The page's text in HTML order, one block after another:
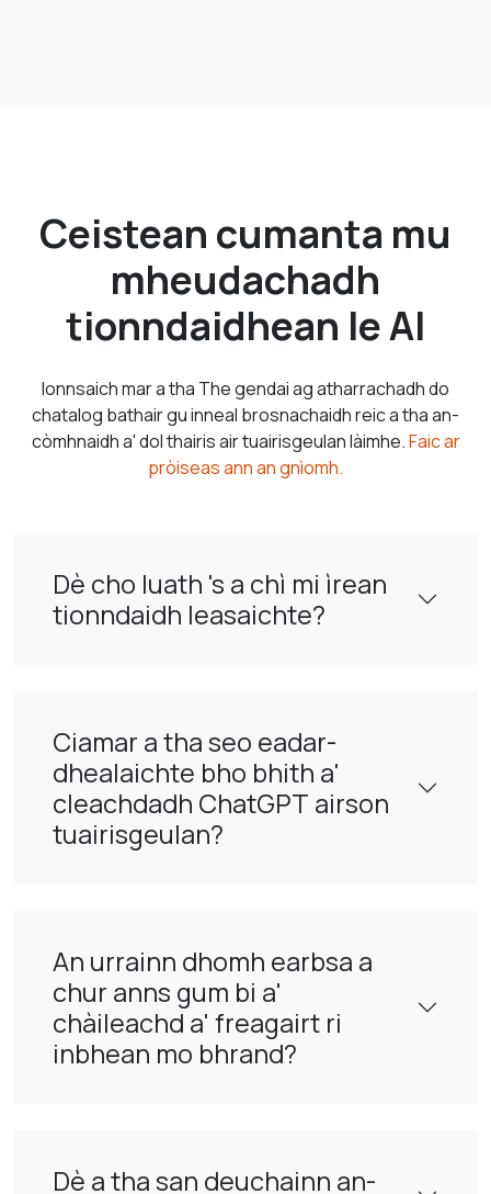
Ceistean cumanta mu
mheudachadh
tionndaidhean le AI
Ionnsaich mar a tha The gendai ag atharrachadh do
chatalog bathair gu inneal brosnachaidh reic a tha an-
còmhnaidh a' dol thairis air tuairisgeulan làimhe.Faic ar
pròiseas ann an gnìomh.
Dè cho luath 's a chì mi ìrean
tionndaidh leasaichte?
Ciamar a tha seo eadar-
dhealaichte bho bhith a'
cleachdadh ChatGPT airson
tuairisgeulan?
An urrainn dhomh earbsa a
chur anns gum bi a'
chàileachd a' freagairt ri
inbhean mo bhrand?
Dè a tha san deuchainn an-